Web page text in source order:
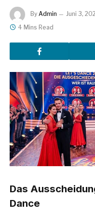
By Admin Juni 3,
4 Mins Read
Das
Dance